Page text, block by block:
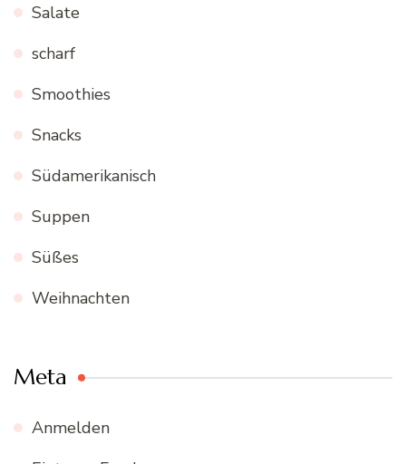
Salate
scharf
Smoothies
Snacks
Südamerikanisch
Suppen
Süßes
Weihnachten
Meta
Anmelden